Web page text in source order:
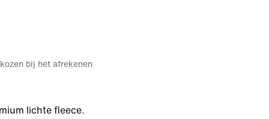
bij het afrekenen
lichte fleece.